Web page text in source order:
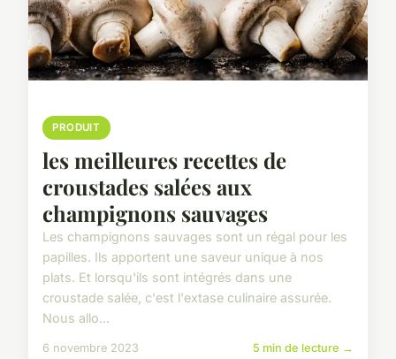
PRODUIT
les meilleures recettes de
croustades salées aux
champignons sauvages
Les champignons sauvages sont un régal pour les
papilles. Ils apportent une saveur unique à nos
plats. Et lorsqu'ils sont intégrés dans une
croustade salée, c'est l'extase culinaire assurée.
Nous allo...
6 novembre 2023 5 min de lecture →